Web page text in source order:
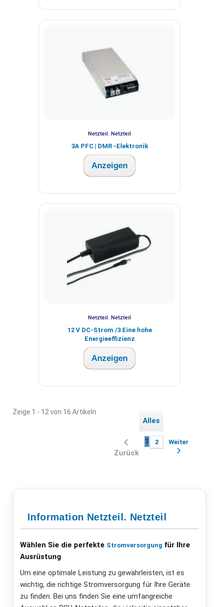
Netzteil. Netzteil
3A PFC | DMR -Elektronik
Anzeigen
Netzteil. Netzteil
12 V DC-Strom /3 Eine hohe
Energieeffizienz
Anzeigen
Alles
Zurück
1 2 Weiter
Zeige 1 - 12 von 16 Artikeln
Information Netzteil. Netzteil
Wählen Sie die perfekte Stromversorgung für Ihre
Ausrüstung
Um eine optimale Leistung zu gewährleisten, ist es
wichtig, die richtige Stromversorgung für Ihre Geräte
zu finden. Bei uns finden Sie eine umfangreiche